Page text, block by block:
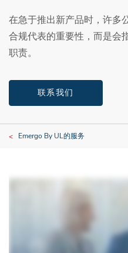
在急于推出新产品时，许多
合规代表的重要性，而是会
职责。
联系我们
Emergo By UL的服务